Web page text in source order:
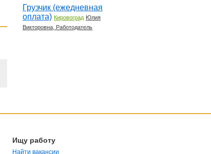
Грузчик (ежедневная
оплата) Кировоград Юлия
Викторовна, Работодатель
Ищу работу
Найти вакансии